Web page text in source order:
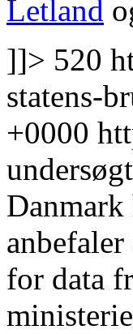
Letland
]]> 520
statens-
+0000
for data